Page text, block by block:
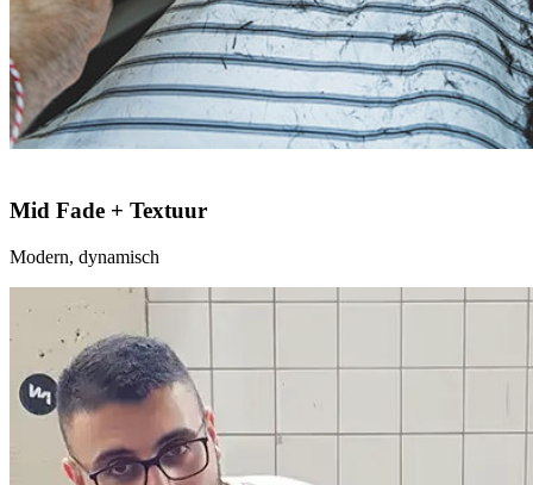
Mid Fade + Textuur
Modern, dynamisch